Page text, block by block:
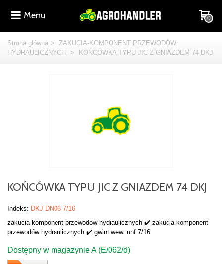
Menu 0
Strona główna >
ZAKUCIA-KOMPONENT PRZEWODÓW
HYDRAULICZNYCH
> KOŃCÓWKA TYPU JIC Z GNIAZDEM 74 DKJ
KOŃCÓWKA TYPU JIC Z GNIAZDEM 74 DKJ
Indeks: DKJ DN06 7/16
zakucia-komponent przewodów hydraulicznych ✔️ zakucia-komponent
przewodów hydraulicznych ✔️ gwint wew. unf 7/16
Dostępny w magazynie A (E/062/d)